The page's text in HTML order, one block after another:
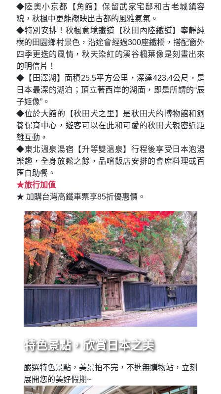
◆陸奧小京都【角館】保留武家宅邸和古老城鎮容
貌，秋楓中更能襯映出古都的風雅氣氛。
◆特別安排！秋楓意境鐵道【秋田內陸鐵道】寧靜純
樸的田園鄉村景色，沿途會經過300座鐵橋，搭配窗外
四季更迭的風情，秋天染紅的溪谷楓葉像是刻畫出來
的明信片！
◆【田澤湖】面積25.5平方公里，深達423.4公尺，是
日本最深的湖泊；頂立著西岸的湖面，即是所謂的“辰
子姬像”。
◆位於大館的【秋田犬之里】是秋田犬的博物館和飼
養保育中心，遊客可以在此和可愛的秋田犬親密近距
離互動。
◆東北溫泉湯宿【升等雙溫泉】行程後享受日本泡湯
樂趣，全身放鬆之餘，品嚐飯店安排的會席料理或百
匯自助餐。
★旅行加值
★ 加購台灣高鐵車票享85折優惠價。
特色景點，欣賞日本之美
嚴選特色景點，美景拍不完，不進無購物站，立刻
展開您的美好假期~